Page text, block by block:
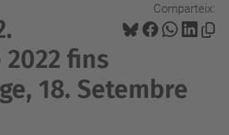
Comparteix:
fins
18. Setembre